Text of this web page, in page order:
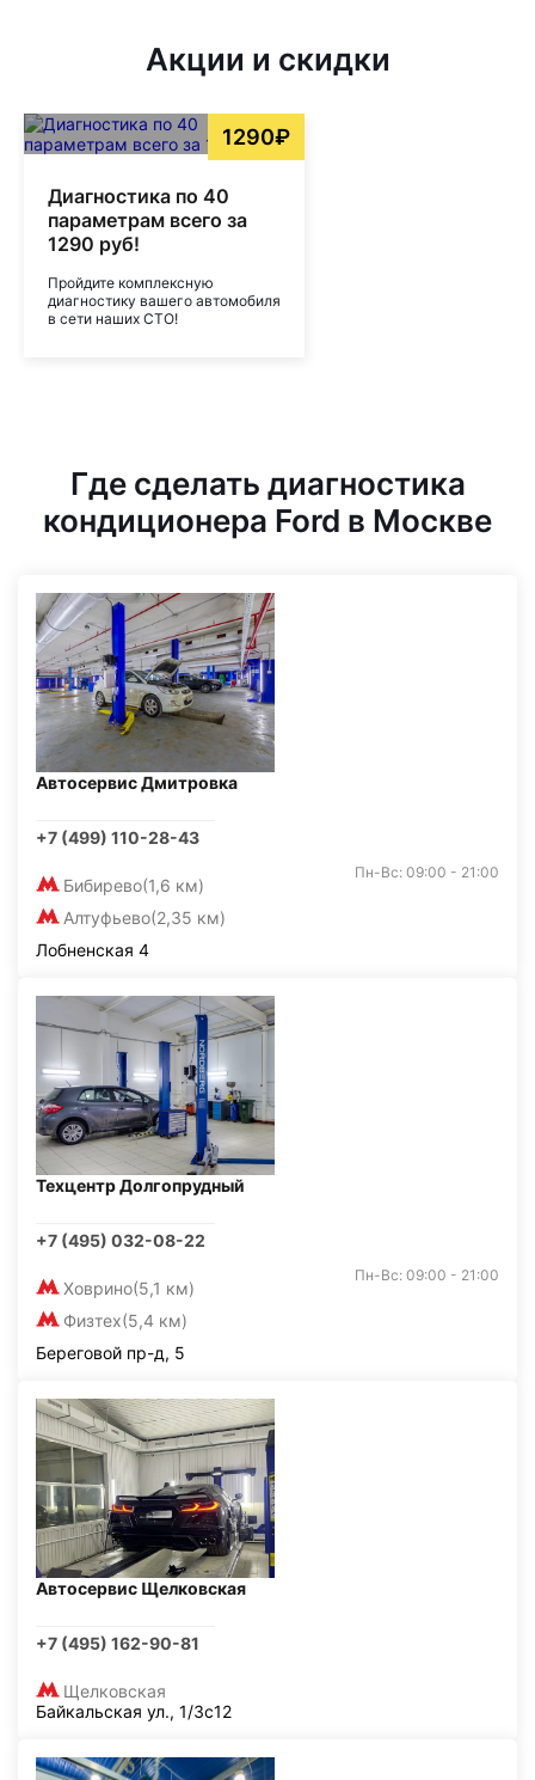
Акции и скидки
1290₽
Диагностика по 40
параметрам всего за
1290 руб!
Пройдите комплексную
диагностику вашего автомобиля
в сети наших СТО!
Где сделать диагностика
кондиционера Ford в Москве
Автосервис Дмитровка
+7 (499) 110-28-43
Бибирево(1,6 км)
Алтуфьево(2,35 км)
Пн-Вс: 09:00 - 21:00
Лобненская 4
Техцентр Долгопрудный
+7 (495) 032-08-22
Ховрино(5,1 км)
Физтех(5,4 км)
Пн-Вс: 09:00 - 21:00
Береговой пр-д, 5
Автосервис Щелковская
+7 (495) 162-90-81
Щелковская
Байкальская ул., 1/3с12